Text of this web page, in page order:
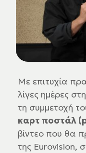
Με επιτυχία
λίγες ημέρες στη
τη συμμετοχή
καρτ ποστάλ
βίντεο που θα
της Eurovision,